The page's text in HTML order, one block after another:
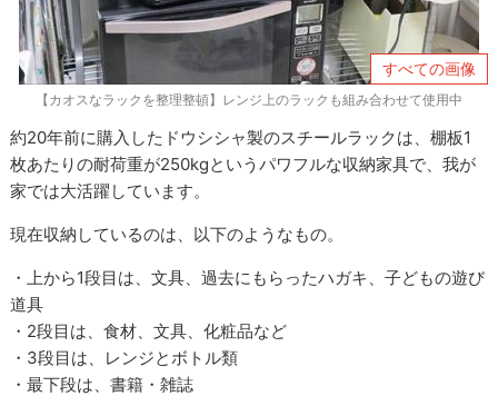
すべての画像
【カオスなラックを整理整頓】レンジ上のラックも組み合わせて使用中
約20年前に購入したドウシシャ製のスチールラックは、棚板1
枚あたりの耐荷重が250kgというパワフルな収納家具で、我が
家では大活躍しています。
現在収納しているのは、以下のようなもの。
・上から1段目は、文具、過去にもらったハガキ、子どもの遊び
道具
・2段目は、食材、文具、化粧品など
・3段目は、レンジとボトル類
・最下段は、書籍・雑誌